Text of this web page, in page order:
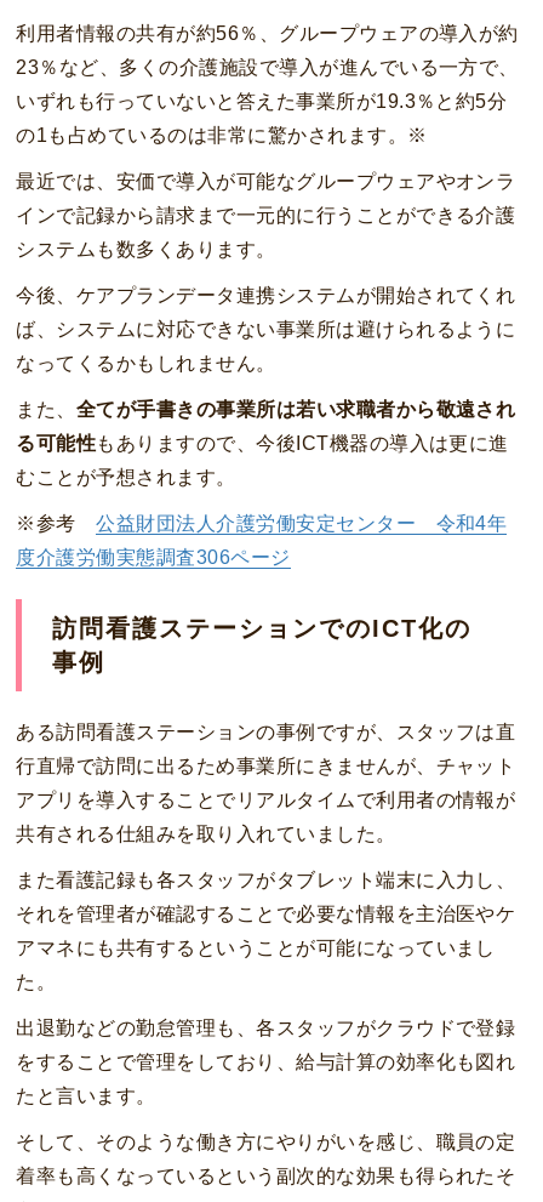
利用者情報の共有が約56％、グループウェアの導入が約
23％など、多くの介護施設で導入が進んでいる一方で、
いずれも行っていないと答えた事業所が19.3％と約5分
の1も占めているのは非常に驚かされます。※
最近では、安価で導入が可能なグループウェアやオンラ
インで記録から請求まで一元的に行うことができる介護
システムも数多くあります。
今後、ケアプランデータ連携システムが開始されてくれ
ば、システムに対応できない事業所は避けられるように
なってくるかもしれません。
また、 全てが手書きの事業所は若い求職者から敬遠され
る可能性もありますので、今後ICT機器の導入は更に進
むことが予想されます。
※参考公益財団法人介護労働安定センター 令和4年
度介護労働実態調査306ページ
訪問看護ステーションでのICT化の
事例
ある訪問看護ステーションの事例ですが、スタッフは直
行直帰で訪問に出るため事業所にきませんが、チャット
アプリを導入することでリアルタイムで利用者の情報が
共有される仕組みを取り入れていました。
また看護記録も各スタッフがタブレット端末に入力し、
それを管理者が確認することで必要な情報を主治医やケ
アマネにも共有するということが可能になっていまし
た。
出退勤などの勤怠管理も、各スタッフがクラウドで登録
をすることで管理をしており、給与計算の効率化も図れ
たと言います。
そして、そのような働き方にやりがいを感じ、職員の定
着率も高くなっているという副次的な効果も得られたそ